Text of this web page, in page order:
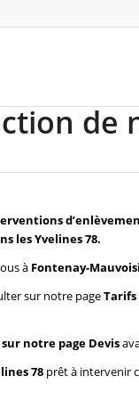
de
les Yvelines 78.
à Fontenay-
sur notre pageTarifs
notre page Devis
78 prêt à intervenir